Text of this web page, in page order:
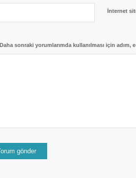
İnternet
Daha sonraki yorumlarımda kullanılması için